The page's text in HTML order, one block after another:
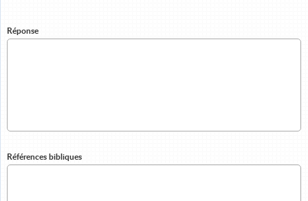
Réponse
Références bibliques